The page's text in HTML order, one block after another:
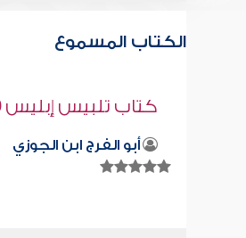
الكتاب المسموع
كتاب تلبيس إبليس 46
أبو الفرج ابن الجوزي